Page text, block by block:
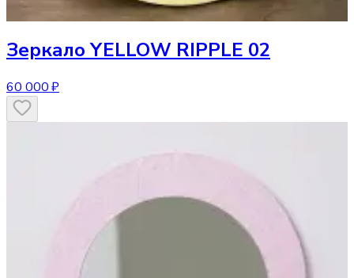
Зеркало YELLOW RIPPLE 02
60 000 ₽